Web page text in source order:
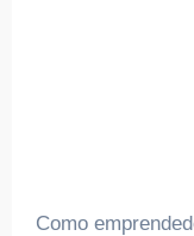
Como